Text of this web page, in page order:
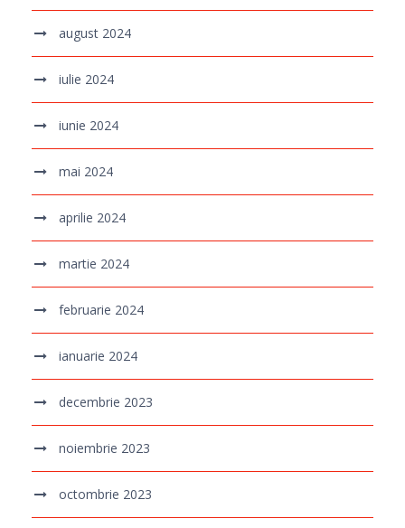
august 2024
iulie 2024
iunie 2024
mai 2024
aprilie 2024
martie 2024
februarie 2024
ianuarie 2024
decembrie 2023
noiembrie 2023
octombrie 2023